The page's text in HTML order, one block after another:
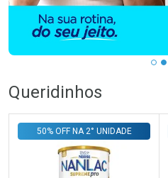
Queridinhos
50% OFF NA 2° UNIDADE